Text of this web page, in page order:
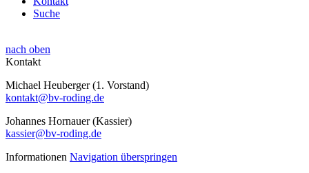
Suche
nach oben
Kontakt
Michael Heuberger (1. Vorstand)
kontakt@bv-roding.de
Johannes Hornauer (Kassier)
kassier@bv-roding.de
Informationen Navigation überspringen